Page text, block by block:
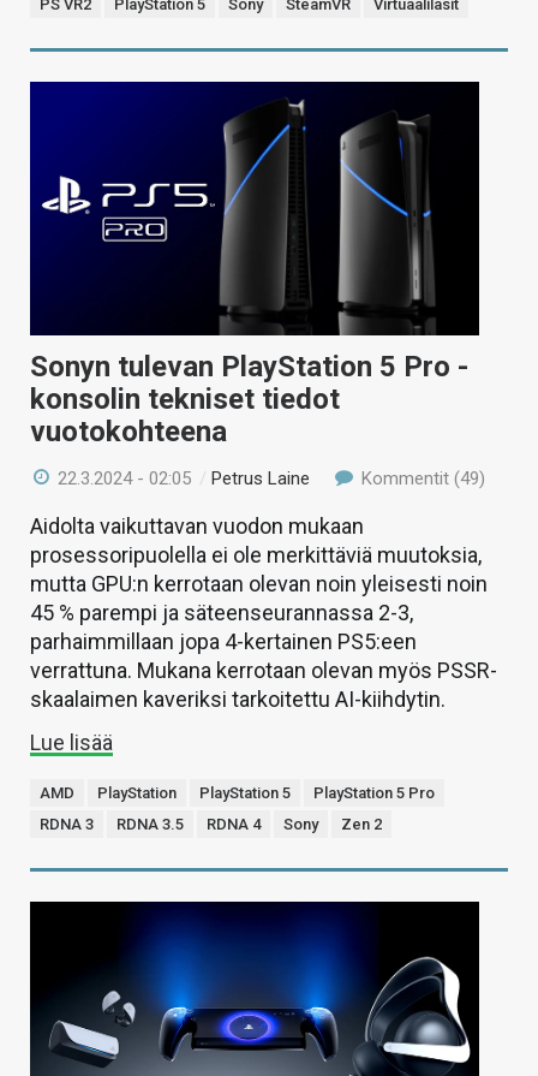
PS VR2 PlayStation 5 Sony SteamVR Virtuaalilasit
Sonyn tulevan PlayStation 5 Pro -
konsolin tekniset tiedot
vuotokohteena
22.3.2024 - 02:05 /Petrus Laine Kommentit (49)
Aidolta vaikuttavan vuodon mukaan
prosessoripuolella ei ole merkittäviä muutoksia,
mutta GPU:n kerrotaan olevan noin yleisesti noin
45 % parempi ja säteenseurannassa 2-3,
parhaimmillaan jopa 4-kertainen PS5:een
verrattuna. Mukana kerrotaan olevan myös PSSR-
skaalaimen kaveriksi tarkoitettu AI-kiihdytin.
Lue lisää
AMD PlayStation PlayStation 5
PlayStation 5 Pro
RDNA 3
RDNA 3.5 RDNA 4 Sony Zen 2